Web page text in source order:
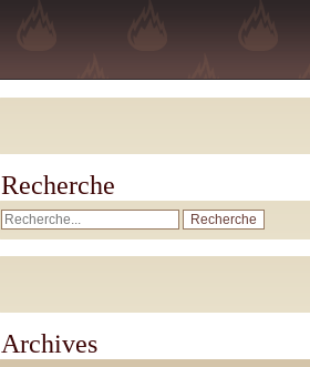
Recherche
Archives